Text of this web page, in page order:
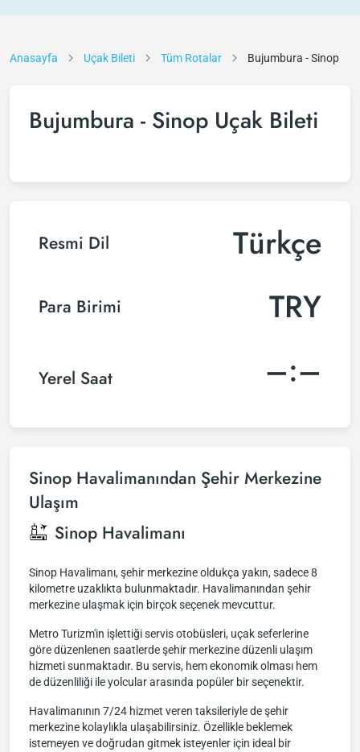
Anasayfa Uçak Bileti Tüm Rotalar Bujumbura - Sinop
Bujumbura - Sinop Uçak Bileti
Resmi Dil Türkçe
Para Birimi TRY
Yerel Saat –:–
Sinop Havalimanından Şehir Merkezine
Ulaşım
Sinop Havalimanı
Sinop Havalimanı, şehir merkezine oldukça yakın, sadece 8
kilometre uzaklıkta bulunmaktadır. Havalimanından şehir
merkezine ulaşmak için birçok seçenek mevcuttur.
Metro Turizm'in işlettiği servis otobüsleri, uçak seferlerine
göre düzenlenen saatlerde şehir merkezine düzenli ulaşım
hizmeti sunmaktadır. Bu servis, hem ekonomik olması hem
de düzenliliği ile yolcular arasında popüler bir seçenektir.
Havalimanının 7/24 hizmet veren taksileriyle de şehir
merkezine kolaylıkla ulaşabilirsiniz. Özellikle beklemek
istemeyen ve doğrudan gitmek isteyenler için ideal bir